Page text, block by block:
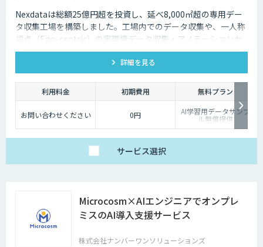
Nexdataは総額25億円超を投資し、延べ8,000㎡超の専用デー
タ収集工場を構築しました。工場内でのデータ収集や、一人称
視点（Ego-centric）の実環境データ収集・アノテーションか
ら、環境認識・意思決定・動作制御に対応した既製データセッ
トまで、フィジカルAI開発を加速させる包括的なデータソリュ
ーションを提供いたします。
詳細を見る
利用料金 初期費用 無料プラン
お問い合わせください 0円 AI学習用データサンプ
ル無償提供
サービス選択
Microcosm×AIエンジニアでオンプレ
ミスのAI導入支援サービス
株式会社ナンバーワンソリューションズ